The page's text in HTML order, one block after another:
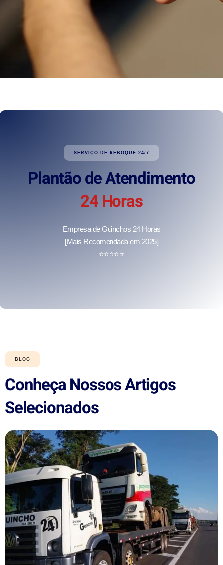
SERVIÇO DE REBOQUE 24/7
Plantão de Atendimento
24 Horas
Empresa de Guinchos 24 Horas
[Mais Recomendada em 2025]
⭐⭐⭐⭐⭐
BLOG
Conheça Nossos Artigos
Selecionados